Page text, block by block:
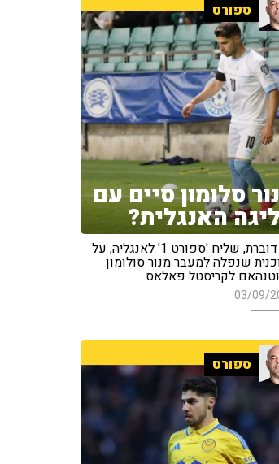
ספורט
סלומון סיים עם
האנגלית?
ניב דוברת, שליח 'ספורט 1' לאנגליה, על
שנפלה למעבר מנור סולומון
לקריסטל פאלאס
03/09/
ספורט